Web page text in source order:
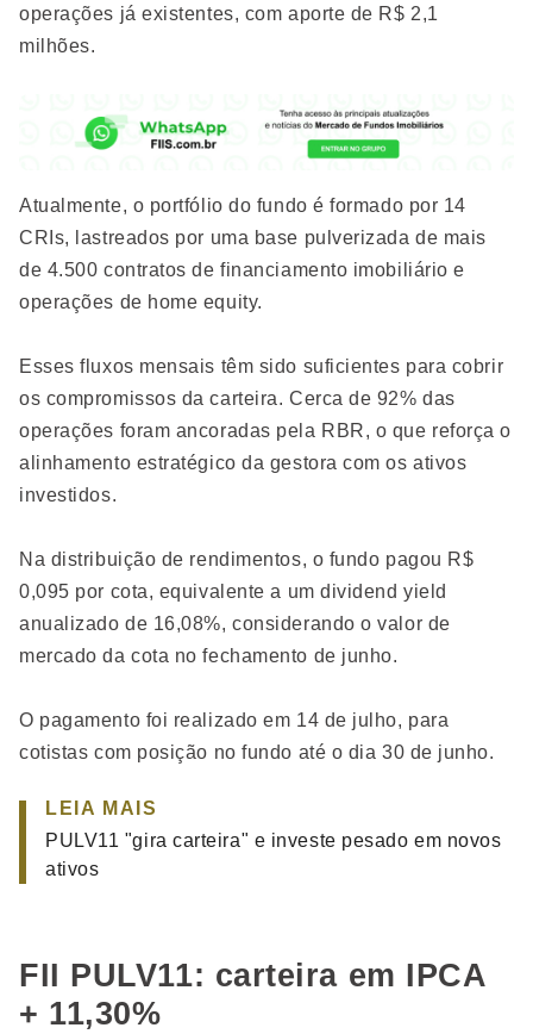
operações já existentes, com aporte de R$ 2,1
milhões.
Atualmente, o portfólio do fundo é formado por 14
CRIs, lastreados por uma base pulverizada de mais
de 4.500 contratos de financiamento imobiliário e
operações de home equity.
Esses fluxos mensais têm sido suficientes para cobrir
os compromissos da carteira. Cerca de 92% das
operações foram ancoradas pela RBR, o que reforça o
alinhamento estratégico da gestora com os ativos
investidos.
Na distribuição de rendimentos, o fundo pagou R$
0,095 por cota, equivalente a um dividend yield
anualizado de 16,08%, considerando o valor de
mercado da cota no fechamento de junho.
O pagamento foi realizado em 14 de julho, para
cotistas com posição no fundo até o dia 30 de junho.
LEIA MAIS
PULV11 "gira carteira" e investe pesado em novos
ativos
FII PULV11: carteira em IPCA
+ 11,30%